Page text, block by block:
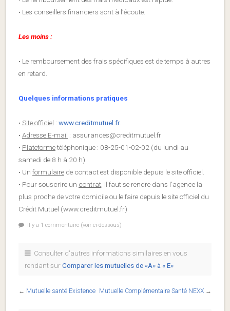
• Les conseillers financiers sont à l’écoute.
Les moins :
• Le remboursement des frais spécifiques est de temps à autres
en retard.
Quelques informations pratiques
• Site officiel : www.creditmutuel.fr.
• Adresse E-mail : assurances@creditmutuel.fr
• Plateformetéléphonique : 08-25-01-02-02 (du lundi au
samedi de 8 h à 20 h)
• Un formulaire de contact est disponible depuis le site officiel.
• Pour souscrire un contrat, il faut se rendre dans l’agence la
plus proche de votre domicile ou le faire depuis le site officiel du
Crédit Mutuel (www.creditmutuel.fr)
Il y a 1 commentaire (voir ci-dessous)
Consulter d'autres informations similaires en vous
rendant surComparer les mutuelles de «A» à « E»
← Mutuelle santé Existence Mutuelle Complémentaire Santé NEXX →